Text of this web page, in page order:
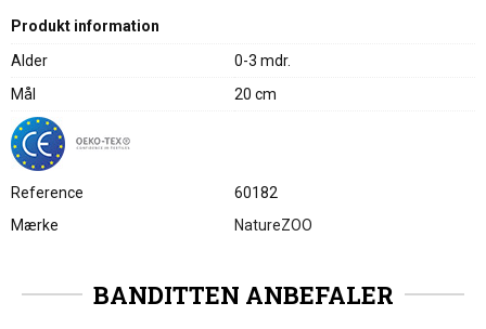
Produkt information
Alder
0-3 mdr.
Mål
20 cm
Reference
60182
Mærke
NatureZOO
BANDITTEN ANBEFALER